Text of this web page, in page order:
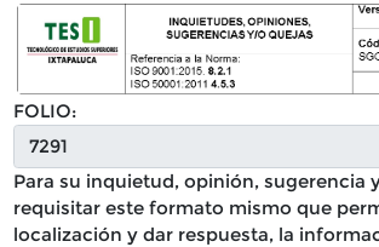
FOLIO:
Para su inquietud, opinión, sugerencia
requisitar este formato mismo que
localización y dar respuesta, la